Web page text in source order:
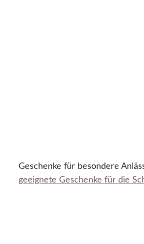
Geschenke für besondere
geeignete Geschenke für die